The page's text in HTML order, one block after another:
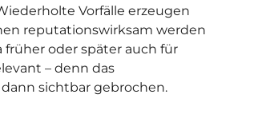
Vorfälle erzeugen
reputationswirksam werden
früher oder später auch für
– denn das
sichtbar gebrochen.